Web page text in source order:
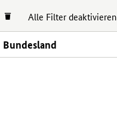
Alle Filter deaktivieren
Bundesland